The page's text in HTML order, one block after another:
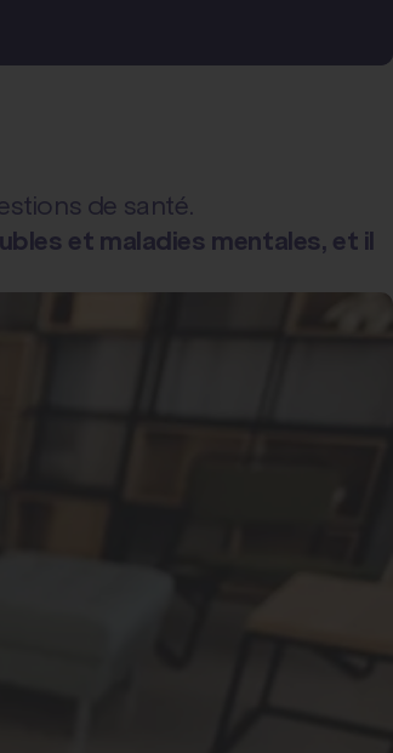
de santé.
et maladies mentales, et il